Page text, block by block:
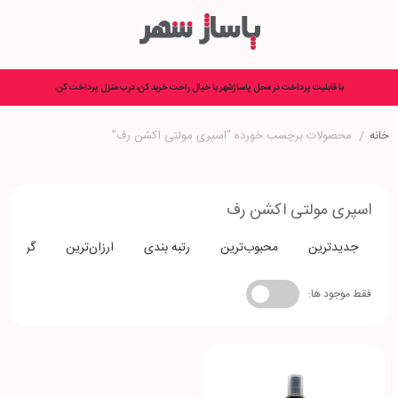
با قابلیت پرداخت در محل پاساژشهر با خیال راحت خرید کن، درب منزل پرداخت کن.
خانه / محصولات برچسب خورده “اسپری مولتی اکشن رف”
اسپری مولتی اکشن رف
جدیدترین محبوب‌ترین رتبه بندی ارزان‌ترین
فقط موجود ها: